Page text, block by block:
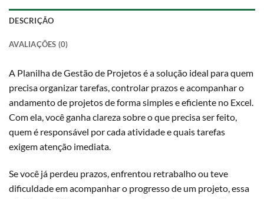
DESCRIÇÃO
AVALIAÇÕES (0)
A Planilha de Gestão de Projetos é a solução ideal para quem
precisa organizar tarefas, controlar prazos e acompanhar o
andamento de projetos de forma simples e eficiente no Excel.
Com ela, você ganha clareza sobre o que precisa ser feito,
quem é responsável por cada atividade e quais tarefas
exigem atenção imediata.
Se você já perdeu prazos, enfrentou retrabalho ou teve
dificuldade em acompanhar o progresso de um projeto, essa